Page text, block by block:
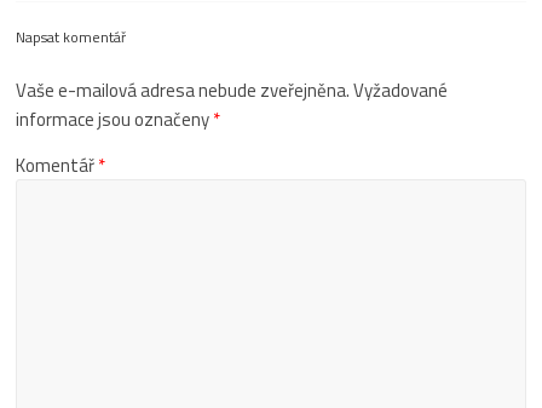
Napsat komentář
Vaše e-mailová adresa nebude zveřejněna.Vyžadované
informace jsou označeny*
Komentář*